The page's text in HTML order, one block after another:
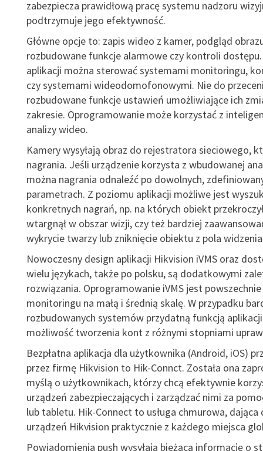
zabezpiecza prawidłową pracę systemu nadzoru
podtrzymuje jego efektywność.
Główne opcje to: zapis wideo z kamer, podgląd
rozbudowane funkcje alarmowe czy kontroli dostępu.
aplikacji można sterować systemami monitoringu,
czy systemami wideodomofonowymi. Nie do
rozbudowane funkcje ustawień umożliwiające ich
zakresie. Oprogramowanie może korzystać z
analizy wideo.
Kamery wysyłają obraz do rejestratora sieciowego,
nagrania. Jeśli urządzenie korzysta z wbudowanej
można nagrania odnaleźć po dowolnych,
parametrach. Z poziomu aplikacji możliwe jest
konkretnych nagrań, np. na których obiekt
wtargnął w obszar wizji, czy też bardziej
wykrycie twarzy lub zniknięcie obiektu z pola
Nowoczesny design aplikacji Hikvision iVMS oraz
wielu językach, także po polsku, są dodatkowymi
rozwiązania. Oprogramowanie iVMS jest
monitoringu na małą i średnią skalę. W przypadku
rozbudowanych systemów przydatną funkcją
możliwość tworzenia kont z różnymi stopniami
Bezpłatna aplikacja dla użytkownika (Android, iOS)
przez firmę Hikvision to Hik-Connct. Została ona
myślą o użytkownikach, którzy chcą efektywnie
urządzeń zabezpieczających i zarządzać nimi za
lub tabletu. Hik-Connect to usługa chmurowa,
urządzeń Hikvision praktycznie z każdego miejsca
Powiadomienia push wysyłają bieżącą informację o